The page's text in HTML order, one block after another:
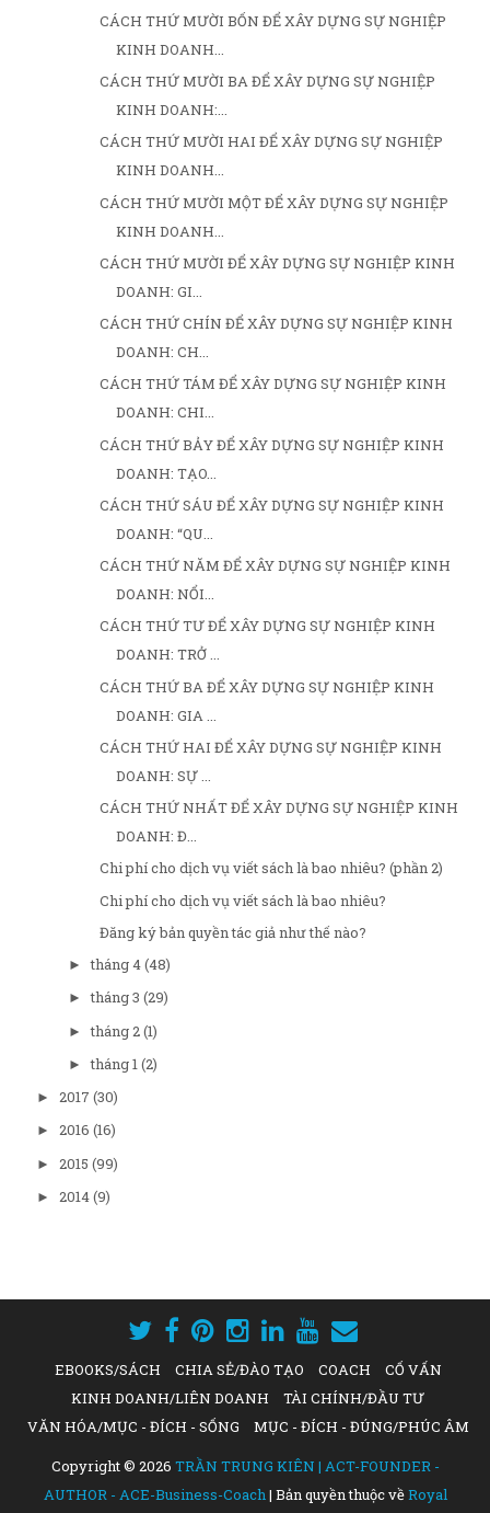
CÁCH THỨ MƯỜI BỐN ĐỂ XÂY DỰNG SỰ NGHIỆP
KINH DOANH...
CÁCH THỨ MƯỜI BA ĐỂ XÂY DỰNG SỰ NGHIỆP
KINH DOANH:...
CÁCH THỨ MƯỜI HAI ĐỂ XÂY DỰNG SỰ NGHIỆP
KINH DOANH...
CÁCH THỨ MƯỜI MỘT ĐỂ XÂY DỰNG SỰ NGHIỆP
KINH DOANH...
CÁCH THỨ MƯỜI ĐỂ XÂY DỰNG SỰ NGHIỆP KINH
DOANH: GI...
CÁCH THỨ CHÍN ĐỂ XÂY DỰNG SỰ NGHIỆP KINH
DOANH: CH...
CÁCH THỨ TÁM ĐỂ XÂY DỰNG SỰ NGHIỆP KINH
DOANH: CHI...
CÁCH THỨ BẢY ĐỂ XÂY DỰNG SỰ NGHIỆP KINH
DOANH: TẠO...
CÁCH THỨ SÁU ĐỂ XÂY DỰNG SỰ NGHIỆP KINH
DOANH: “QU...
CÁCH THỨ NĂM ĐỂ XÂY DỰNG SỰ NGHIỆP KINH
DOANH: NỔI...
CÁCH THỨ TƯ ĐỂ XÂY DỰNG SỰ NGHIỆP KINH
DOANH: TRỞ ...
CÁCH THỨ BA ĐỂ XÂY DỰNG SỰ NGHIỆP KINH
DOANH: GIA ...
CÁCH THỨ HAI ĐỂ XÂY DỰNG SỰ NGHIỆP KINH
DOANH: SỰ ...
CÁCH THỨ NHẤT ĐỂ XÂY DỰNG SỰ NGHIỆP KINH
DOANH: Đ...
Chi phí cho dịch vụ viết sách là bao nhiêu? (phần 2)
Chi phí cho dịch vụ viết sách là bao nhiêu?
Đăng ký bản quyền tác giả như thế nào?
►tháng 4(48)
►tháng 3 (29)
►tháng 2(1)
►tháng 1(2)
► 2017 (30)
► 2016 (16)
► 2015 (99)
► 2014(9)
EBOOKS/SÁCH CHIA SẺ/ĐÀO TẠO COACH
CỐ VẤN
KINH DOANH/LIÊN DOANH
TÀI CHÍNH/ĐẦU TƯ
VĂN HÓA/MỤC - ĐÍCH - SỐNG
MỤC - ĐÍCH - ĐÚNG/PHÚC ÂM
Copyright © 2026 TRẦN TRUNG KIÊN | ACT-FOUNDER -
AUTHOR - ACE-Business-Coach| Bản quyền thuộc vềRoyal